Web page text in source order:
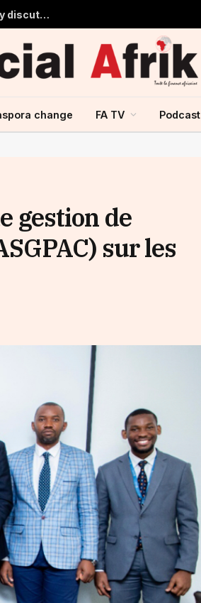
Aliko Dangote et le Premier ministre canadien Mark Carney discutent du renforcement des échanges entre le Canada et l’Afrique
change FA TV Podcast
gestion de
sur les